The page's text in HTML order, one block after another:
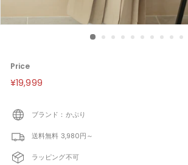
Price
定
¥19,999
ブランド：かぷり
送料無料 3,980円～
ラッピング不可